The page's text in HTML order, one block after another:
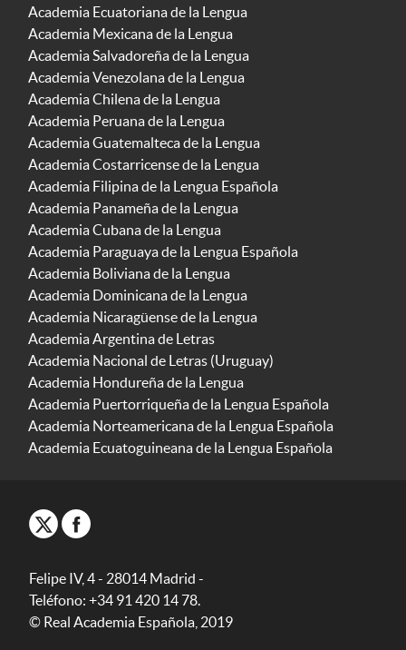
Academia Ecuatoriana de la Lengua
Academia Mexicana de la Lengua
Academia Salvadoreña de la Lengua
Academia Venezolana de la Lengua
Academia Chilena de la Lengua
Academia Peruana de la Lengua
Academia Guatemalteca de la Lengua
Academia Costarricense de la Lengua
Academia Filipina de la Lengua Española
Academia Panameña de la Lengua
Academia Cubana de la Lengua
Academia Paraguaya de la Lengua Española
Academia Boliviana de la Lengua
Academia Dominicana de la Lengua
Academia Nicaragüense de la Lengua
Academia Argentina de Letras
Academia Nacional de Letras (Uruguay)
Academia Hondureña de la Lengua
Academia Puertorriqueña de la Lengua Española
Academia Norteamericana de la Lengua Española
Academia Ecuatoguineana de la Lengua Española
Felipe IV, 4 - 28014 Madrid -
Teléfono: +34 91 420 14 78.
© Real Academia Española, 2019